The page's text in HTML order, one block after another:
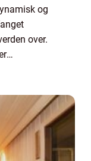
og
over.